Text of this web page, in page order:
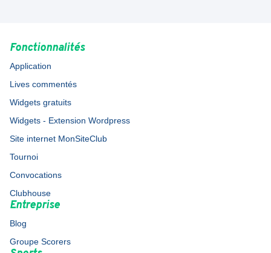
Fonctionnalités
Application
Lives commentés
Widgets gratuits
Widgets - Extension Wordpress
Site internet MonSiteClub
Tournoi
Convocations
Clubhouse
Entreprise
Blog
Groupe Scorers